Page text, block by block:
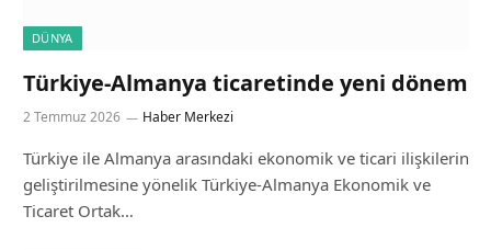
DÜNYA
Türkiye-Almanya ticaretinde yeni dönem
2 Temmuz 2026 Haber Merkezi
Türkiye ile Almanya arasındaki ekonomik ve ticari ilişkilerin
geliştirilmesine yönelik Türkiye-Almanya Ekonomik ve
Ticaret Ortak…